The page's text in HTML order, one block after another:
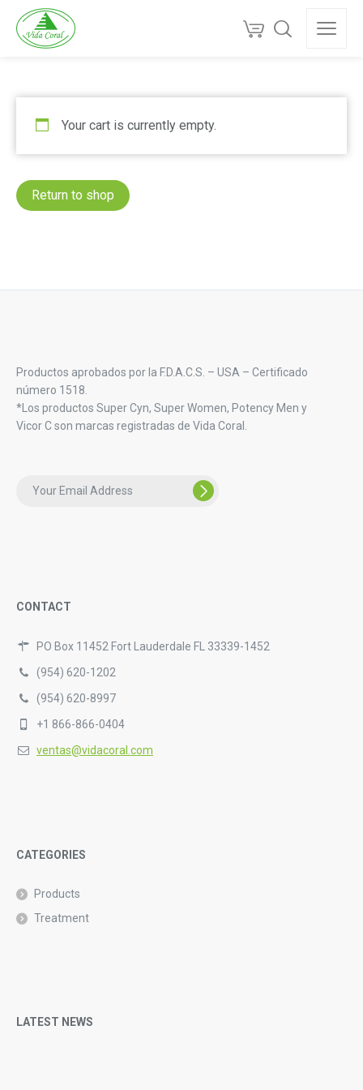
Your cart is currently empty.
Return to shop
Productos aprobados por la F.D.A.C.S. – USA – Certificado
número 1518.
*Los productos Super Cyn, Super Women, Potency Men y
Vicor C son marcas registradas de Vida Coral.
CONTACT
PO Box 11452 Fort Lauderdale FL 33339-1452
(954) 620-1202
(954) 620-8997
+1 866-866-0404
ventas@vidacoral.com
CATEGORIES
Products
Treatment
LATEST NEWS